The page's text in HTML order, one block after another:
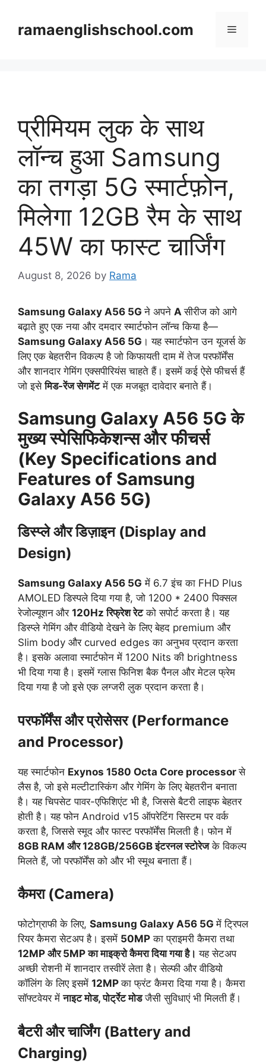
contentramaenglishschool.com Menu
प्रीमियम लुक के साथ
लॉन्च हुआ Samsung
का तगड़ा 5G स्मार्टफ़ोन,
मिलेगा 12GB रैम के साथ
45W का फास्ट चार्जिंग
August 8, 2026 by Rama
Samsung Galaxy A56 5Gने अपने A सीरीज को आगे
बढ़ाते हुए एक नया और दमदार स्मार्टफोन लॉन्च किया है—
Samsung Galaxy A56 5G । यह स्मार्टफोन उन यूजर्स के
लिए एक बेहतरीन विकल्प है जो किफायती दाम में तेज परफॉर्मेंस
और शानदार गेमिंग एक्सपीरियंस चाहते हैं। इसमें कई ऐसे फीचर्स हैं
जो इसेमिड-रेंज सेगमेंटमें एक मजबूत दावेदार बनाते हैं।
Samsung Galaxy A56 5Gके
मुख्य स्पेसिफिकेशन्स और फीचर्स
(Key Specifications and
Features of Samsung
Galaxy A56 5G)
डिस्प्ले और डिज़ाइन (Display and
Design)
Samsung Galaxy A56 5G में 6.7 इंच का FHD Plus
AMOLED डिस्पले दिया गया है, जो 1200 * 2400 पिक्सल
रेजोल्यूशन और 120Hz रिफ्रेश रेटको सपोर्ट करता है। यह
डिस्प्ले गेमिंग और वीडियो देखने के लिए बेहद premium और
Slim body और curved edges का अनुभव प्रदान करता
है। इसके अलावा स्मार्टफोन में 1200 Nits की brightness
भी दिया गया है। इसमें ग्लास फिनिश बैक पैनल और मेटल फ्रेम
दिया गया है जो इसे एक लग्जरी लुक प्रदान करता है।
परफॉर्मेंस और प्रोसेसर (Performance
and Processor)
यह स्मार्टफोन Exynos 1580 Octa Core processor से
लैस है, जो इसे मल्टीटास्किंग और गेमिंग के लिए बेहतरीन बनाता
है। यह चिपसेट पावर-एफिशिएंट भी है, जिससे बैटरी लाइफ बेहतर
होती है। यह फोन Android v15 ऑपरेटिंग सिस्टम पर वर्क
करता है, जिससे स्मूद और फास्ट परफॉर्मेंस मिलती है। फोन में
8GB RAM और 128GB/256GB इंटरनल स्टोरेजके विकल्प
मिलते हैं, जो परफॉर्मेंस को और भी स्मूथ बनाता हैं।
कैमरा (Camera)
फोटोग्राफी के लिए, Samsung Galaxy A56 5G में ट्रिपल
रियर कैमरा सेटअप है।इसमें 50MP का प्राइमरी कैमरा तथा
12MP और 5MP का माइक्रो कैमरा दिया गया है। यह सेटअप
अच्छी रोशनी में शानदार तस्वीरें लेता है। सेल्फी और वीडियो
कॉलिंग के लिए इसमें 12MPका फ्रंट कैमरा दिया गया है। कैमरा
सॉफ्टवेयर मेंनाइट मोड, पोर्ट्रेट मोडजैसी सुविधाएं भी मिलती हैं।
बैटरी और चार्जिंग (Battery and
Charging)